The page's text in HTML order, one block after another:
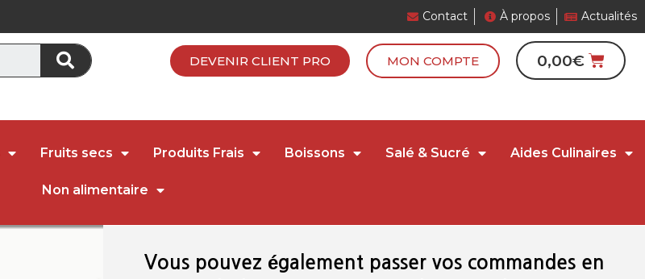
Contact À propos Actualités
DEVENIR CLIENT PRO MON COMPTE 0,00€
Fruits secs Produits Frais Boissons Salé & Sucré Aides Culinaires
Non alimentaire
Vous pouvez également passer vos commandes en